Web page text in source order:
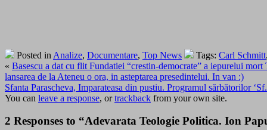
Posted in Analize, Documentare, Top News Tags: Carl Schmitt
« Basescu a dat cu flit Fundatiei “crestin-democrate” a iepurelui
lansarea de la Ateneu o ora, in asteptarea presedintelui. In van :)
Sfanta Parascheva, Imparateasa din pustiu. Programul sărbătorilor
You can leave a response, ortrackback from your own site.
2 Responses to “Adevarata Teologie Politica. Ion